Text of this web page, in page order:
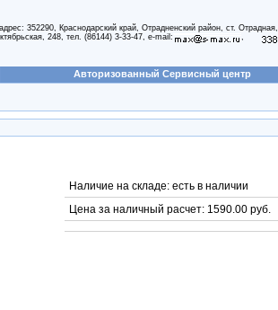
352290, Краснодарский край, Отрадненский район, ст. Отрадная,
248, тел. (86144) 3-33-47, e-mail:
,
Авторизованный Сервисный центр
Наличие на складе: есть в наличии
Цена за наличный расчет: 1590.00 руб.